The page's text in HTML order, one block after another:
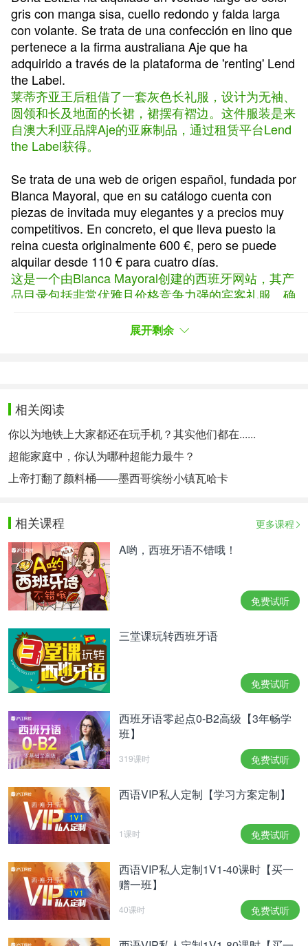
gris con manga sisa, cuello redondo y falda larga
con volante. Se trata de una confección en lino que
pertenece a la firma australiana Aje que ha
adquirido a través de la plataforma de 'renting' Lend
the Label.
莱蒂齐亚王后租借了一套灰色长礼服，设计为无袖、
圆领和长及地面的长裙，裙摆有褶边。这件服装是来
自澳大利亚品牌Aje的亚麻制品，通过租赁平台Lend
the Label获得。
Se trata de una web de origen español, fundada por
Blanca Mayoral, que en su catálogo cuenta con
piezas de invitada muy elegantes y a precios muy
competitivos. En concreto, el que lleva puesto la
reina cuesta originalmente 600 €, pero se puede
alquilar desde 110 € para cuatro días.
这是一个由Blanca Mayoral创建的西班牙网站，其产
品目录包括非常优雅且价格竞争力强的宾客礼服。确
249欧元。
未经允许，请勿转载。
相关热点：商务西语
展开剩余
相关阅读
你以为地铁上大家都还在玩手机？其实他们都在......
超能家庭中，你认为哪种超能力最牛？
上帝打翻了颜料桶——墨西哥缤纷小镇瓦哈卡
相关课程 更多课程
A哟，西班牙语不错哦！
免费试听
三堂课玩转西班牙语
免费试听
西班牙语零起点0-B2高级【3年畅学
班】
319课时 免费试听
西语VIP私人定制【学习方案定制】
1课时 免费试听
西语VIP私人定制1V1-40课时【买一
赠一班】
40课时 免费试听